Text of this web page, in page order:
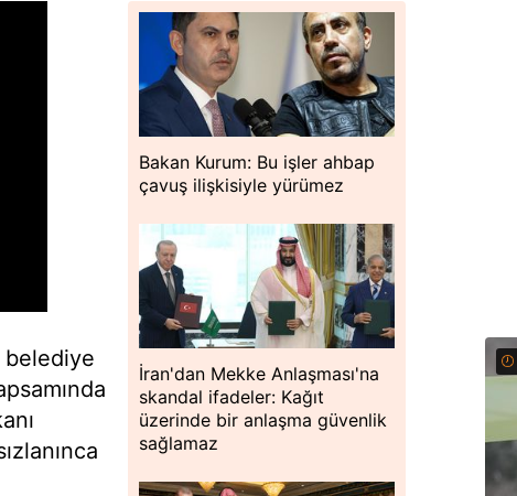
belediye
Bakan Kurum: Bu işler ahbap
çavuş ilişkisiyle yürümez
İran'dan Mekke Anlaşması'na
skandal ifadeler: Kağıt
üzerinde bir anlaşma güvenlik
sağlamaz